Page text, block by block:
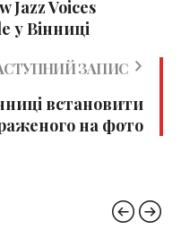
Jazz Voices
у Вінниці
ЗАПИС
встановити
на фото